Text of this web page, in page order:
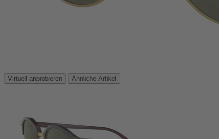
Virtuell anprobieren Ähnliche Artikel